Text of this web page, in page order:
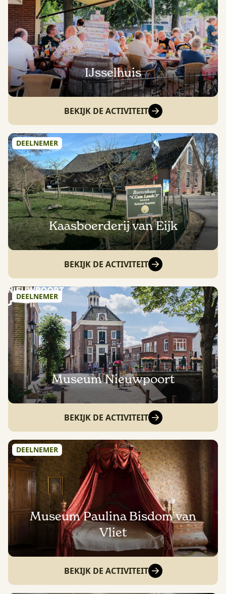
IJsselhuis
BEKIJK DE ACTIVITEIT
DEELNEMER
Kaasboerderij van Eijk
BEKIJK DE ACTIVITEIT
DEELNEMER
Museum Nieuwpoort
BEKIJK DE ACTIVITEIT
DEELNEMER
Museum Paulina Bisdom van
Vliet
BEKIJK DE ACTIVITEIT